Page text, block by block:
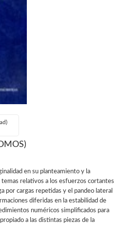
en su planteamiento y la
temas relativos a los esfuerzos cortantes
por cargas repetidas y el pandeo lateral
diferidas en la estabilidad de
numéricos simplificados para
a las distintas piezas de la